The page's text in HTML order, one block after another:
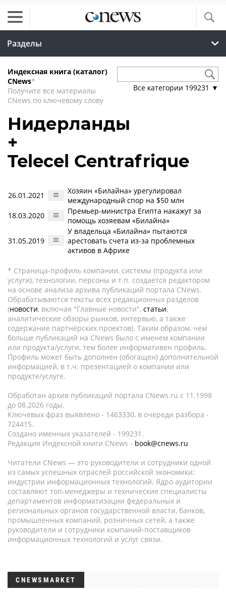
Разделы
Индексная книга (каталог)
CNews*
Получите все материалы
CNews по ключевому слову
Все категории 199231 ▼
Нидерланды
+
Telecel Centrafrique
26.01.2021
Хозяин «Билайна» урегулировал
международный спор на $50 млн
18.03.2020
Премьер-министра Египта накажут за
помощь хозяевам «Билайна»
31.05.2019
У владельца «Билайна» пытаются
арестовать счета из-за проблемных
активов в Африке
* Страница-профиль компании, системы (продукта или
услуги), технологии, персоны и т.п. создается редактором
на основе анализа архива публикаций портала CNews.
Обрабатываются тексты всех редакционных разделов
(новости, включая "Главные новости", статьи,
аналитические обзоры рынков, интервью, а также
содержание партнёрских проектов). Таким образом, чем
больше публикаций на CNews было с именем компании
или продукта/услуги, тем более информативен профиль.
Профиль может быть дополнен (обогащен) дополнительной
информацией, в т.ч. презентацией о компании или
продукте/услуге.
Обработан архив публикаций портала CNews.ru c 11.1998
до 08.2026 годы.
Ключевых фраз выявлено - 1463330, в очереди разбора -
724415.
Создано именных указателей - 199231.
Редакция Индексной книги CNews - book@cnews.ru
Читатели CNews — это руководители и сотрудники одной
из самых успешных отраслей российской экономики:
индустрии информационных технологий. Ядро аудитории
составляют топ-менеджеры и технические специалисты
департаментов информатизации федеральных и
региональных органов государственной власти, банков,
промышленных компаний, розничных сетей, а также
руководители и сотрудники компаний-поставщиков
информационных технологий и услуг связи.
CNEWSMARKET